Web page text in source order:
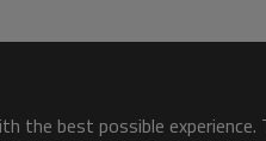
the best possible